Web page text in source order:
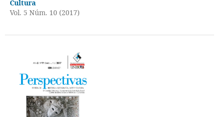
Cultura
Vol. 5 Núm. 10 (2017)